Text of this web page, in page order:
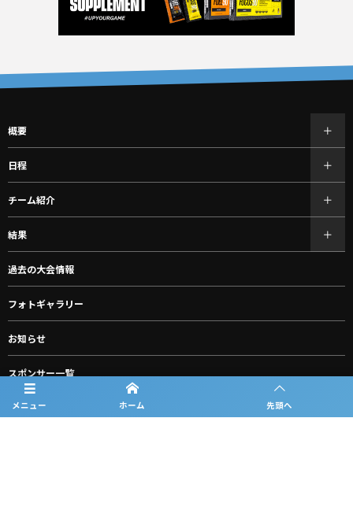
メニュー ホーム 先頭へ
概要
日程
チーム紹介
結果
過去の大会情報
フォトギャラリー
お知らせ
スポンサー一覧
グッズ購入